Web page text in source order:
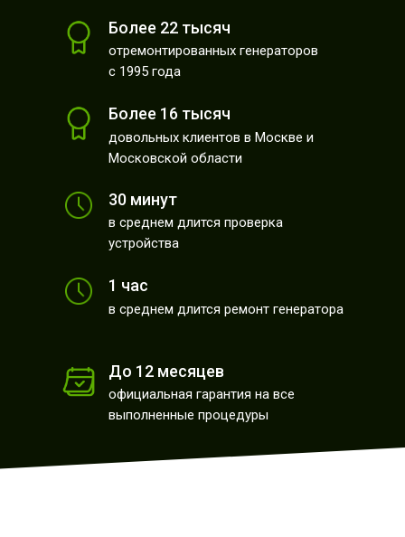
Более 22 тысяч
отремонтированных генераторов
с 1995 года
Более 16 тысяч
довольных клиентов в Москве и
Московской области
30 минут
в среднем длится проверка
устройства
1 час
в среднем длится ремонт генератора
До 12 месяцев
официальная гарантия на все
выполненные процедуры